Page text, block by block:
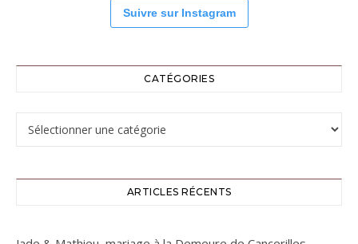
Suivre sur Instagram
CATÉGORIES
Catégories
ARTICLES RÉCENTS